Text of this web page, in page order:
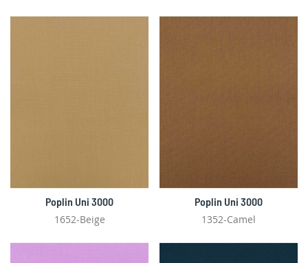
Poplin Uni 3000
1652-Beige
Poplin Uni 3000
1352-Camel